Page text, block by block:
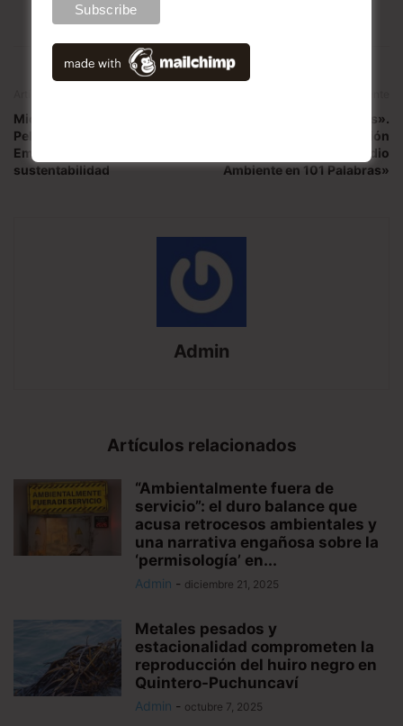
Microempresas turísticas de
Pelluhue, Chanco y
Empedrado apuestan por la
sustentabilidad
«Los mejores cuentos».
Codexverde lanza edición
especial de «Medio
Ambiente en 101 Palabras»
Admin
Artículos relacionados
“Ambientalmente fuera de
servicio”: el duro balance que
acusa retrocesos ambientales y
una narrativa engañosa sobre la
‘permisología’ en...
Admin - diciembre 21, 2025
Metales pesados y
estacionalidad comprometen la
reproducción del huiro negro en
Quintero-Puchuncaví
Admin - octubre 7, 2025